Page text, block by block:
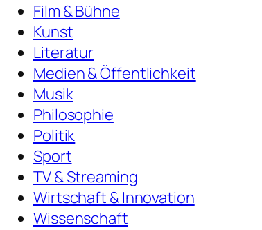
Film & Bühne
Kunst
Literatur
Medien & Öffentlichkeit
Musik
Philosophie
Politik
Sport
TV & Streaming
Wirtschaft & Innovation
Wissenschaft